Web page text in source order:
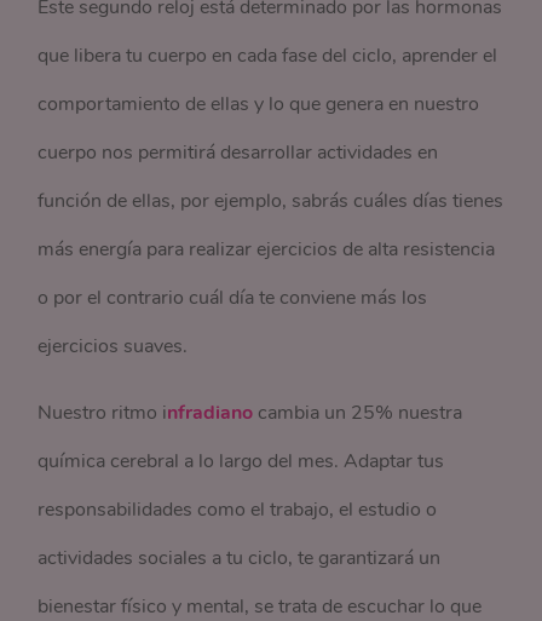
Este segundo reloj está determinado por las hormonas
que libera tu cuerpo en cada fase del ciclo, aprender el
comportamiento de ellas y lo que genera en nuestro
cuerpo nos permitirá desarrollar actividades en
función de ellas, por ejemplo, sabrás cuáles días tienes
más energía para realizar ejercicios de alta resistencia
o por el contrario cuál día te conviene más los
ejercicios suaves.
Nuestro ritmo infradiano cambia un 25% nuestra
química cerebral a lo largo del mes. Adaptar tus
responsabilidades como el trabajo, el estudio o
actividades sociales a tu ciclo, te garantizará un
bienestar físico y mental, se trata de escuchar lo que